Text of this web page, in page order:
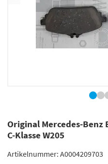
Original Mercedes-
C-Klasse W205
Artikelnummer: A0004209703